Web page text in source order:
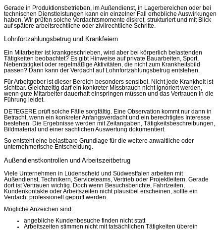
Gerade in Produktionsbetrieben, im Außendienst, in Lagerbereichen oder bei
technischen Dienstleistungen kann ein einzelner Fall erhebliche Auswirkungen
haben. Wir prüfen solche Verdachtsmomente diskret, strukturiert und mit Blick
auf spätere arbeitsrechtliche oder zivilrechtliche Schritte.
Lohnfortzahlungsbetrug und Krankfeiern
Ein Mitarbeiter ist krankgeschrieben, wird aber bei körperlich belastenden
Tätigkeiten beobachtet? Es gibt Hinweise auf private Bauarbeiten, Sport,
Nebentätigkeit oder regelmäßige Aktivitäten, die nicht zum Krankheitsbild
passen? Dann kann der Verdacht auf Lohnfortzahlungsbetrug entstehen.
Für Arbeitgeber ist dieser Bereich besonders sensibel. Nicht jede Krankheit ist
sichtbar. Gleichzeitig darf ein konkreter Missbrauch nicht ignoriert werden,
wenn gute Mitarbeiter dauerhaft einspringen müssen und das Vertrauen in die
Führung leidet.
DETEGERE prüft solche Fälle sorgfältig. Eine Observation kommt nur dann in
Betracht, wenn ein konkreter Anfangsverdacht und ein berechtigtes Interesse
bestehen. Die Ergebnisse werden mit Zeitangaben, Tätigkeitsbeschreibungen,
Bildmaterial und einer sachlichen Auswertung dokumentiert.
So entsteht eine belastbare Grundlage für die weitere anwaltliche oder
unternehmerische Entscheidung.
Außendienstkontrollen und Arbeitszeitbetrug
Viele Unternehmen in Lüdenscheid und Südwestfalen arbeiten mit
Außendienst, Technikern, Serviceteams, Vertrieb oder Projektleitern. Gerade
dort ist Vertrauen wichtig. Doch wenn Besuchsberichte, Fahrtzeiten,
Kundenkontakte oder Arbeitszeiten nicht plausibel erscheinen, sollte ein
Verdacht professionell geprüft werden.
Mögliche Anzeichen sind:
angebliche Kundenbesuche finden nicht statt
Arbeitszeiten stimmen nicht mit tatsächlichen Tätigkeiten überein